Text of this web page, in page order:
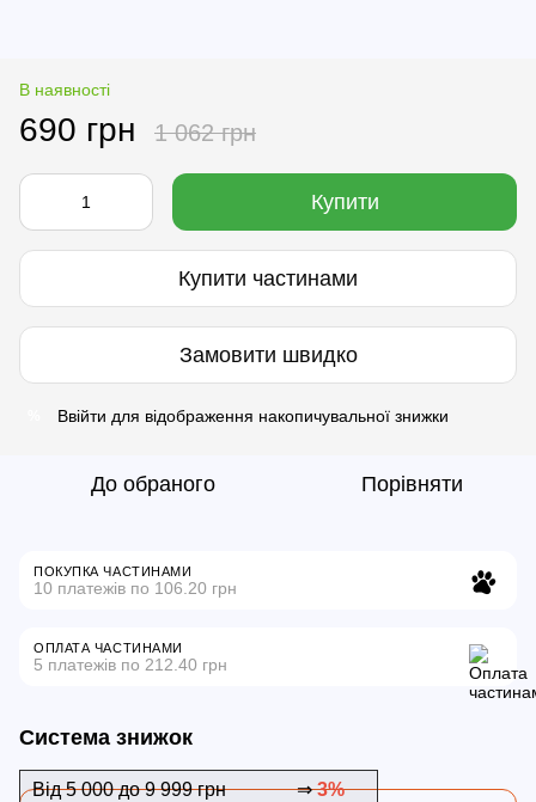
В наявності
690 грн 1 062 грн
Купити
Купити частинами
Замовити швидко
Ввійти для відображення накопичувальної знижки
До обраного Порівняти
ПОКУПКА ЧАСТИНАМИ
10 платежів по 106.20 грн
ОПЛАТА ЧАСТИНАМИ
5 платежів по 212.40 грн
Система знижок
Від 5 000 до 9 999 грн ⇒3%